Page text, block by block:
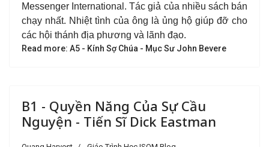
Messenger International. Tác giả của nhiều sách bán
chạy nhất. Nhiệt tình của ông là ủng hộ giúp đỡ cho
các hội thánh địa phương và lãnh đạo.
Read more: A5 - Kính Sợ Chúa - Mục Sư John Bevere
B1 - Quyền Năng Của Sự Cầu
Nguyện - Tiến Sĩ Dick Eastman